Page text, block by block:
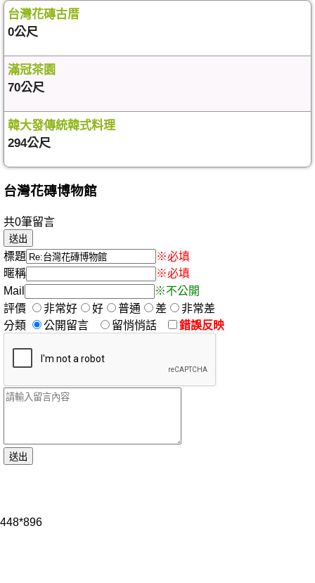
台灣花磚古厝
0公尺
滿冠茶園
70公尺
韓大發傳統韓式料理
294公尺
台灣花磚博物館
共0筆留言
標題
※必填
暱稱
※必填
Mail
※不公開
評價
非常好 好 普通 差
非常差
分類
公開留言 留悄悄話 錯誤反映
448*896